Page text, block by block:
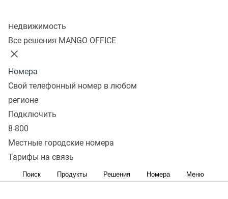
Недвижимость
Все решения MANGO OFFICE
Номера
Свой телефонный номер в любом
регионе
Подключить
8-800
Местные городские номера
Тарифы на связь
Поиск Продукты Решения Номера Меню
Подключить
Обеспечьте новых сотрудников и новые филиалы
телефонией — без закупки оборудования, софта
и организации каналов связи
Добавьте к возможностям вашей АТС сервисы
MANGO OFFICE
Подключите к вашей АТС дополнительные
100‑канальные номера и услуги связи